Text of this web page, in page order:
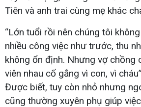
Tiên và anh trai cùng mẹ khác
“Lớn tuổi rồi nên chúng tôi
nhiều công việc như trước, thu
không ổn định. Nhưng vợ chồng
viên nhau cố gắng vì con, vì
Được biết, tuy còn nhỏ nhưng
cũng thường xuyên phụ giúp